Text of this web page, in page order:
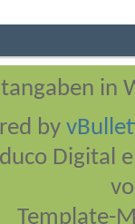
in
by
Digital
Template-